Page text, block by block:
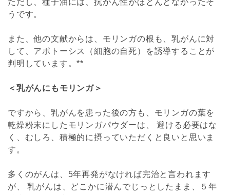
うです。
また、他の文献からは、モリンガの根も、乳がんに対
して、アポトーシス（細胞の自死）を誘導することが
判明しています。**
＜乳がんにもモリンガ＞
ですから、乳がんを患った後の方も、モリンガの葉を
乾燥粉末にしたモリンガパウダーは、 避ける必要はな
く、むしろ、積極的に摂っていただくと良いと思いま
す。
多くのがんは、5年再発がなければ完治と言われます
が、 乳がんは、どこかに潜んでじっとしたまま、５年